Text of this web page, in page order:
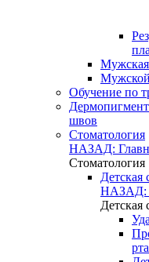
Мужская
Обучение по
швов
Стоматология
НАЗАД:
Стоматология
Детская
НАЗАД:
Детская